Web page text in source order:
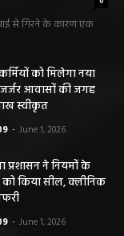
से गिरने के कारण एक
को मिलेगा नया
आवासों की जगह
स्वीकृत
- June 1, 2026
प्रशासन ने नियमों के
किया सील, क्लीनिक
- June 1, 2026